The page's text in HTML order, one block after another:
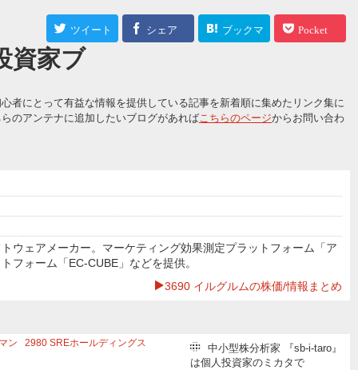
ツイート シェア ブックマ Pocket
資家ブ
者にとって有益な情報を提供している記事を新着順に集めたリンク集に
のアンテナに追加したいブログがあればこちらのページからお問い合わ
ウェアメーカー。マーケティング効果測定プラットフォーム「ア
フォーム「EC-CUBE」などを提供。
3690 イルグルムの株価/情報まとめ
ン 2980 SREホールディングス
中小型株分析家 『sb-i-taro』
は個人投資家のミカタで